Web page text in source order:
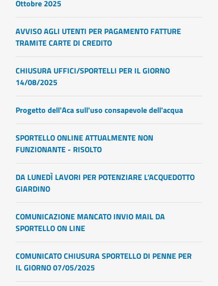
Ottobre 2025
AVVISO AGLI UTENTI PER PAGAMENTO FATTURE
TRAMITE CARTE DI CREDITO
CHIUSURA UFFICI/SPORTELLI PER IL GIORNO
14/08/2025
Progetto dell'Aca sull'uso consapevole dell'acqua
SPORTELLO ONLINE ATTUALMENTE NON
FUNZIONANTE - RISOLTO
DA LUNEDÌ LAVORI PER POTENZIARE L’ACQUEDOTTO
GIARDINO
COMUNICAZIONE MANCATO INVIO MAIL DA
SPORTELLO ON LINE
COMUNICATO CHIUSURA SPORTELLO DI PENNE PER
IL GIORNO 07/05/2025